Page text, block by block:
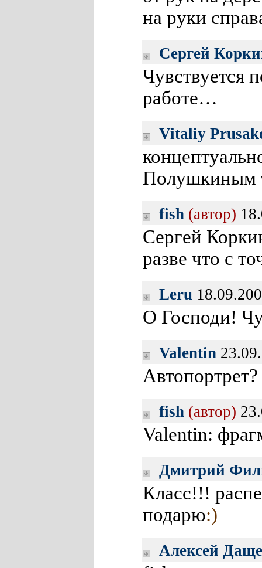
на руки
Сергей
Чувствуется
работе…
Vitaliy
Полушкиным
fish (автор)
Сергей
разве что с
Leru
О Господи!
Valentin
Автопортрет?
fish (автор)
Valentin:
Дмитрий
Класс!!!
подарю:)
Алексей